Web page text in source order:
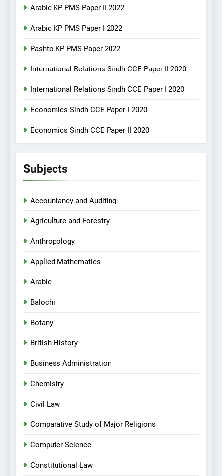
Arabic KP PMS Paper II 2022
Arabic KP PMS Paper I 2022
Pashto KP PMS Paper 2022
International Relations Sindh CCE Paper II 2020
International Relations Sindh CCE Paper I 2020
Economics Sindh CCE Paper I 2020
Economics Sindh CCE Paper II 2020
Subjects
Accountancy and Auditing
Agriculture and Forestry
Anthropology
Applied Mathematics
Arabic
Balochi
Botany
British History
Business Administration
Chemistry
Civil Law
Comparative Study of Major Religions
Computer Science
Constitutional Law